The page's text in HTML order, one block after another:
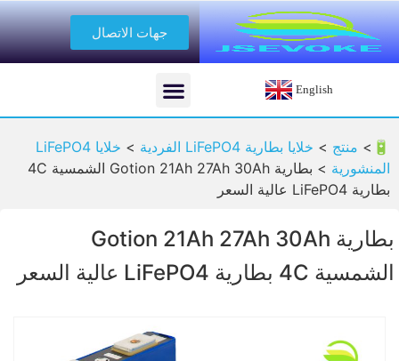
جهات الاتصال
English
🔋> منتج > خلايا بطارية LiFePO4 الفردية >
خلايا LiFePO4
المنشورية >
بطارية Gotion 21Ah 27Ah 30Ah الشمسية 4C
بطارية LiFePO4 عالية السعر
بطارية Gotion 21Ah 27Ah 30Ah
الشمسية 4C بطارية LiFePO4 عالية السعر